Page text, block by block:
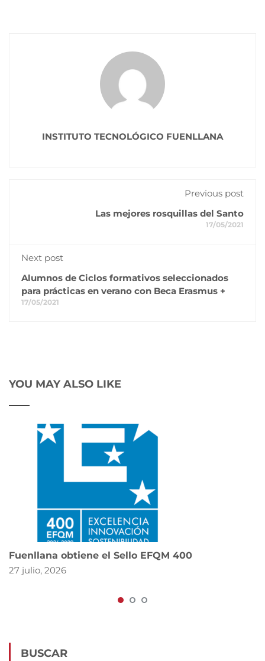
INSTITUTO TECNOLÓGICO FUENLLANA
Previous post
Las mejores rosquillas del Santo
17/05/2021
Next post
Alumnos de Ciclos formativos seleccionados
para prácticas en verano con Beca Erasmus +
17/05/2021
YOU MAY ALSO LIKE
Fuenllana obtiene el Sello EFQM 400
27 julio, 2026
BUSCAR